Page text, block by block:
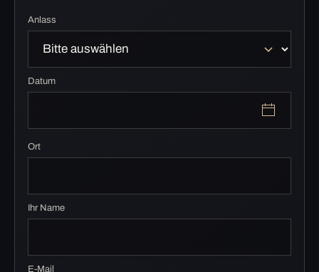
Anlass
Datum
Ort
Ihr Name
E-Mail